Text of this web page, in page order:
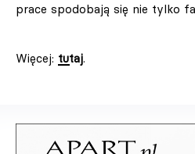
prace spodobają się nie tylko
Więcej: tutaj.